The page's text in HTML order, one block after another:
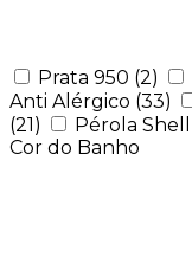
Prata 950 (2)
Anti Alérgico (33)
(21)
Pérola Shell
Cor do Banho